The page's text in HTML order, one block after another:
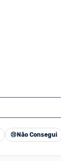
😢 Não Consegui